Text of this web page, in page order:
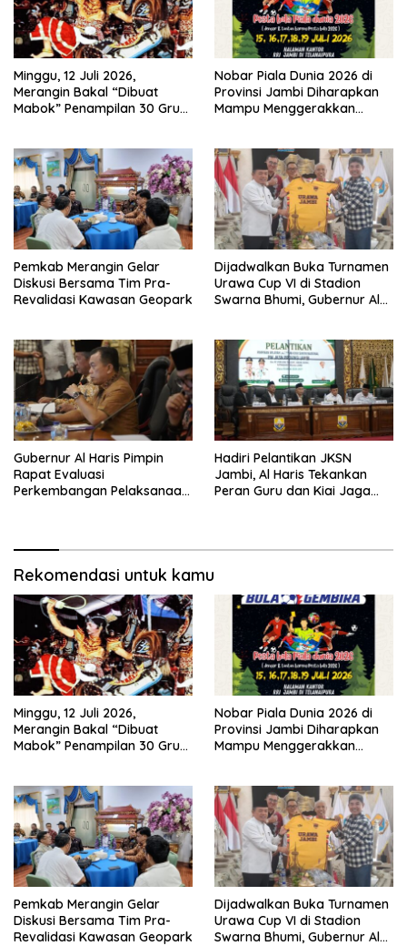
Minggu, 12 Juli 2026,
Merangin Bakal “Dibuat
Mabok” Penampilan 30 Grup
Nobar Piala Dunia 2026 di
Provinsi Jambi Diharapkan
Mampu Menggerakkan
Pemkab Merangin Gelar
Diskusi Bersama Tim Pra-
Revalidasi Kawasan Geopark
Dijadwalkan Buka Turnamen
Urawa Cup VI di Stadion
Swarna Bhumi, Gubernur Al
Gubernur Al Haris Pimpin
Rapat Evaluasi
Perkembangan Pelaksanaan
Hadiri Pelantikan JKSN
Jambi, Al Haris Tekankan
Peran Guru dan Kiai Jaga
Rekomendasi untuk kamu
Minggu, 12 Juli 2026,
Merangin Bakal “Dibuat
Mabok” Penampilan 30 Grup
Nobar Piala Dunia 2026 di
Provinsi Jambi Diharapkan
Mampu Menggerakkan
Pemkab Merangin Gelar
Diskusi Bersama Tim Pra-
Revalidasi Kawasan Geopark
Dijadwalkan Buka Turnamen
Urawa Cup VI di Stadion
Swarna Bhumi, Gubernur Al